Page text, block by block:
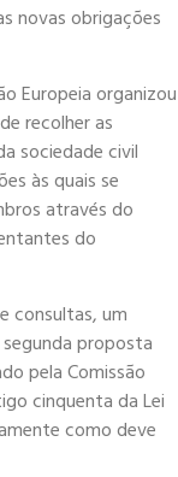
novas obrigações
Europeia organizou
recolher as
sociedade civil
às quais se
através do
do
consultas, um
proposta
pela Comissão
cinquenta da Lei
como deve